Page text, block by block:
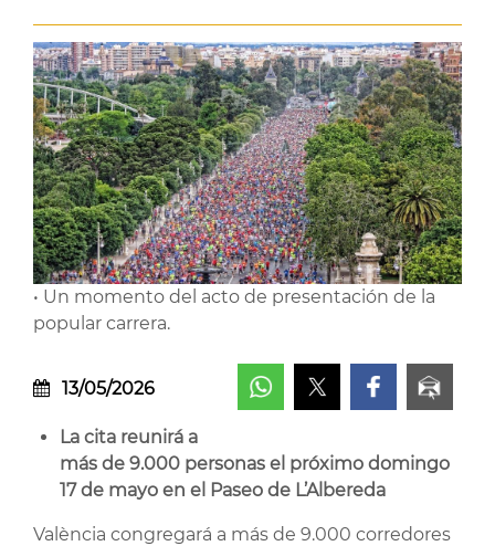
• Un momento del acto de presentación de la
popular carrera.
13/05/2026
La cita reunirá a
más de 9.000 personas el próximo domingo
17 de mayo en el Paseo de L’Albereda
València congregará a más de 9.000 corredores